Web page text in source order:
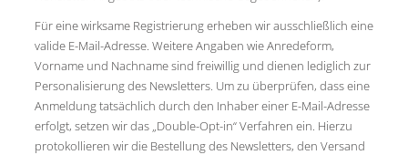
Für eine wirksame Registrierung erheben wir ausschließlich eine
valide E-Mail-Adresse. Weitere Angaben wie Anredeform,
Vorname und Nachname sind freiwillig und dienen lediglich zur
Personalisierung des Newsletters. Um zu überprüfen, dass eine
Anmeldung tatsächlich durch den Inhaber einer E-Mail-Adresse
erfolgt, setzen wir das „Double-Opt-in“ Verfahren ein. Hierzu
protokollieren wir die Bestellung des Newsletters, den Versand